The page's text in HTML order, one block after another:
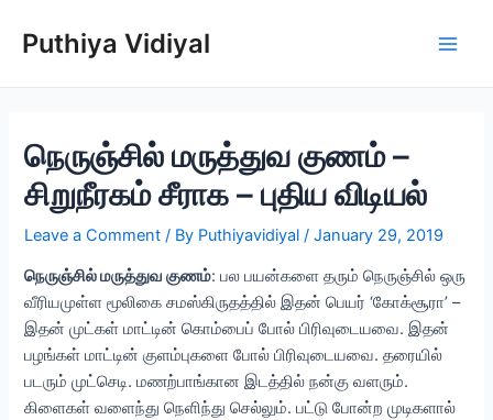
Puthiya Vidiyal
நெருஞ்சில் மருத்துவ குணம் –
சிறுநீரகம் சீராக – புதிய விடியல்
Leave a Comment / By Puthiyavidiyal/January 29, 2019
நெருஞ்சில் மருத்துவ குணம்: பல பயன்களை தரும் நெருஞ்சில் ஒரு
வீரியமுள்ள மூலிகை சமஸ்கிருதத்தில் இதன் பெயர் ‘கோக்சூரா’ –
இதன் முட்கள் மாட்டின் கொம்பைப் போல் பிரிவுடையவை. இதன்
பழங்கள் மாட்டின் குளம்புகளை போல் பிரிவுடையவை. தரையில்
படரும் முட்செடி. மணற்பாங்கான இடத்தில் நன்கு வளரும்.
கிளைகள் வளைந்து நெளிந்து செல்லும். பட்டு போன்ற முடிகளால்